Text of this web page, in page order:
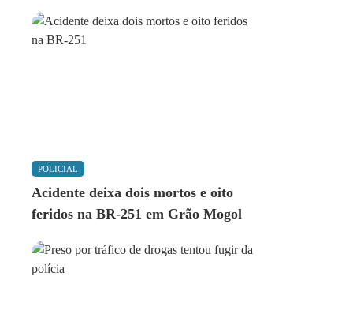
POLICIAL
Acidente deixa dois mortos e oito
feridos na BR-251 em Grão Mogol